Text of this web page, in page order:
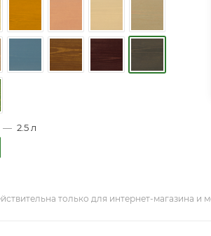
— 2.5 л
только для интернет-магазина и